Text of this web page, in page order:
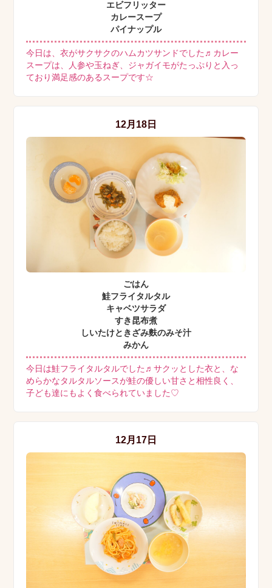
エビフリッター
カレースープ
パイナップル
今日は、衣がサクサクのハムカツサンドでした♬カレー
スープは、人参や玉ねぎ、ジャガイモがたっぷりと入っ
ており満足感のあるスープです☆
12月18日
ごはん
鮭フライタルタル
キャベツサラダ
すき昆布煮
しいたけときざみ麩のみそ汁
みかん
今日は鮭フライタルタルでした♬サクッとした衣と、な
めらかなタルタルソースが鮭の優しい甘さと相性良く、
子ども達にもよく食べられていました♡
12月17日